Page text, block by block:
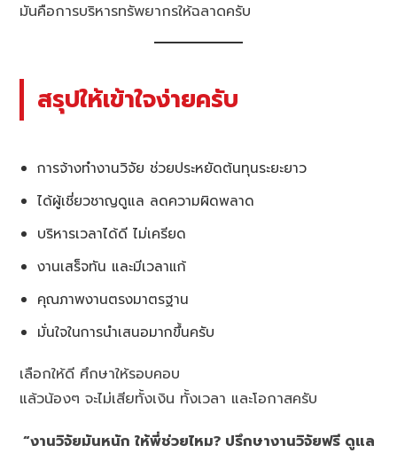
มันคือการบริหารทรัพยากรให้ฉลาดครับ
สรุปให้เข้าใจง่ายครับ
การจ้างทำงานวิจัย ช่วยประหยัดต้นทุนระยะยาว
ได้ผู้เชี่ยวชาญดูแล ลดความผิดพลาด
บริหารเวลาได้ดี ไม่เครียด
งานเสร็จทัน และมีเวลาแก้
คุณภาพงานตรงมาตรฐาน
มั่นใจในการนำเสนอมากขึ้นครับ
เลือกให้ดี ศึกษาให้รอบคอบ
แล้วน้องๆ จะไม่เสียทั้งเงิน ทั้งเวลา และโอกาสครับ
“งานวิจัยมันหนัก ให้พี่ช่วยไหม? ปรึกษางานวิจัยฟรี ดูแล